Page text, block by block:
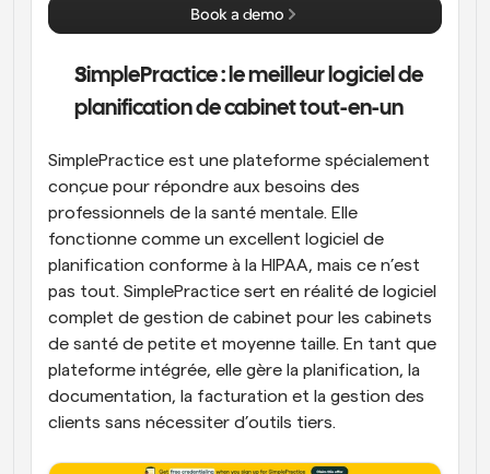
Book a demo
SimplePractice : le meilleur logiciel de
planification de cabinet tout-en-un
SimplePractice est une plateforme spécialement
conçue pour répondre aux besoins des
professionnels de la santé mentale. Elle
fonctionne comme un excellent logiciel de
planification conforme à la HIPAA, mais ce n’est
pas tout. SimplePractice sert en réalité de logiciel
complet de gestion de cabinet pour les cabinets
de santé de petite et moyenne taille. En tant que
plateforme intégrée, elle gère la planification, la
documentation, la facturation et la gestion des
clients sans nécessiter d’outils tiers.